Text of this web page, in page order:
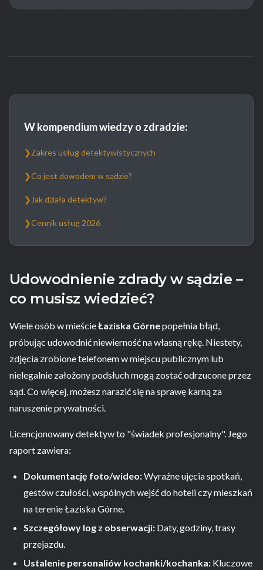
W kompendium wiedzy o zdradzie:
❯Zakres usług detektywistycznych
❯Co jest dowodem w sądzie?
❯ Jak działa detektyw?
❯Cennik usług 2026
Udowodnienie zdrady w sądzie –
co musisz wiedzieć?
Wiele osób w mieścieŁaziska Górnepopełnia błąd,
próbując udowodnić niewierność na własną rękę. Niestety,
zdjęcia zrobione telefonem w miejscu publicznym lub
nielegalnie założony podsłuch mogą zostać odrzucone przez
sąd. Co więcej, możesz narazić się na sprawę karną za
naruszenie prywatności.
Licencjonowany detektyw to "świadek profesjonalny". Jego
raport zawiera:
Dokumentację foto/wideo:Wyraźne ujęcia spotkań,
gestów czułości, wspólnych wejść do hoteli czy mieszkań
na terenie Łaziska Górne.
Szczegółowy log z obserwacji: Daty, godziny, trasy
przejazdu.
Ustalenie personaliów kochanki/kochanka: Kluczowe